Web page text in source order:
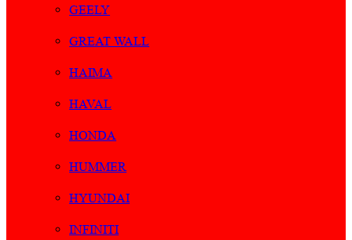
GEELY
GREAT WALL
HAIMA
HAVAL
HONDA
HUMMER
HYUNDAI
INFINITI